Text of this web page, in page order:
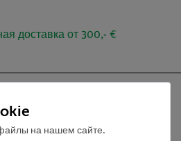
доставка от 300,- €
на нашем сайте.